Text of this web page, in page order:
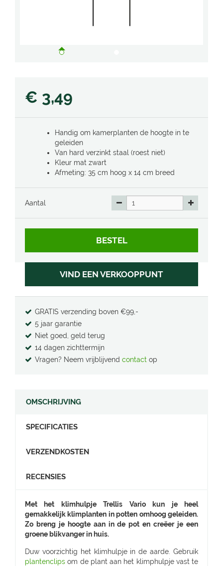
€ 3,49
Handig om kamerplanten de hoogte in te
geleiden
Van hard verzinkt staal (roest niet)
Kleur mat zwart
Afmeting: 35 cm hoog x 14 cm breed
Aantal
VIND EEN VERKOOPPUNT
GRATIS verzending boven €99,-
5 jaar garantie
Niet goed, geld terug
14 dagen zichttermijn
Vragen? Neem vrijblijvend contact op
OMSCHRIJVING
SPECIFICATIES
VERZENDKOSTEN
RECENSIES
Met het klimhulpje Trellis Vario kun je heel
gemakkelijk klimplanten in potten omhoog geleiden.
Zo breng je hoogte aan in de pot en creëer je een
groene blikvanger in huis.
Duw voorzichtig het klimhulpje in de aarde. Gebruik
plantenclips om de plant aan het klimphulpje vast te